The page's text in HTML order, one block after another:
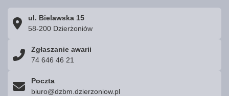
ul. Bielawska 15
58-200 Dzierżoniów
Zgłaszanie awarii
74 646 46 21
Poczta
biuro@dzbm.dzierzoniow.pl